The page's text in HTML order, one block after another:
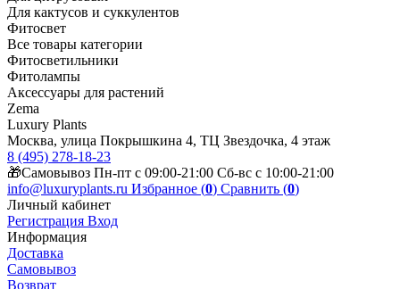
Для кактусов и суккулентов
Фитосвет
Все товары категории
Фитосветильники
Фитолампы
Аксессуары для растений
Zema
Luxury Plants
Москва, улица Покрышкина 4, ТЦ Звездочка, 4 этаж
8 (495) 278-18-23
🎁Самовывоз Пн-пт с 09:00-21:00 Сб-вс с 10:00-21:00
info@luxuryplants.ru Избранное (0) Сравнить (0)
Личный кабинет
Регистрация Вход
Информация
Доставка
Самовывоз
Возврат